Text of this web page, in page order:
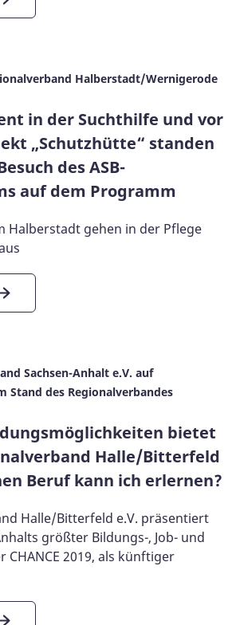
Halberstadt/Wernigerode
in der Suchthilfe und vor
„Schutzhütte“ standen
des ASB-
auf dem Programm
Halberstadt gehen in der Pflege
Sachsen-Anhalt e.V. auf
Stand des Regionalverbandes
bietet
Halle/Bitterfeld
Beruf kann ich erlernen?
Halle/Bitterfeld e.V. präsentiert
größter Bildungs-, Job- und
CHANCE 2019, als künftiger